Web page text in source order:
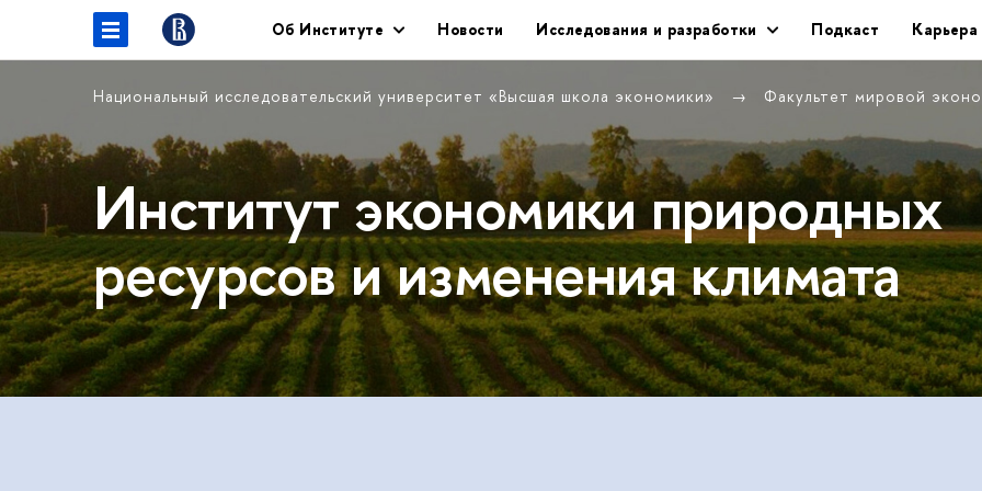
Об Институте Новости Исследования и разработки Подкаст
Национальный исследовательский университет «Высшая школа экономики» Факультет мировой
Институт экономики природных
ресурсов и изменения климата